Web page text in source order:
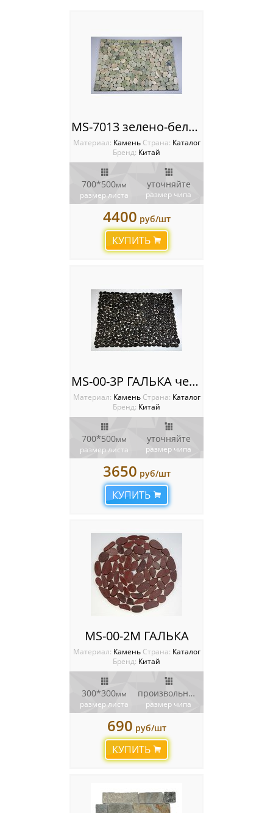
MS-7013 зелено-белый ГАЛЬКА коврик на резине
Материал: Камень Cтрана: Каталог
Бренд: Китай
700*500мм
размер листа
уточняйте
размер чипа
4400 руб/шт
КУПИТЬ
MS-00-3P ГАЛЬКА черная
Материал: Камень Cтрана: Каталог
Бренд: Китай
700*500мм
размер листа
уточняйте
размер чипа
3650 руб/шт
КУПИТЬ
MS-00-2M ГАЛЬКА
Материал: Камень Cтрана: Каталог
Бренд: Китай
300*300мм
размер листа
произвольный
размер чипа
690 руб/шт
КУПИТЬ